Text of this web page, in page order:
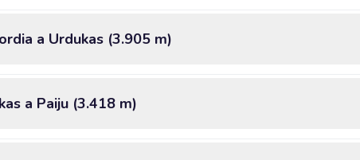
a Urdukas (3.905 m)
a Paiju (3.418 m)